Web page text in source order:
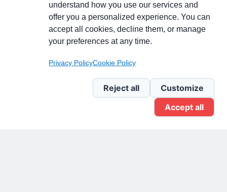
Partecipa alla discussione
Pagina Linkedin
Newsletter Linkedin
understand how you use our services and
offer you a personalized experience. You can
accept all cookies, decline them, or manage
your preferences at any time.
Privacy PolicyCookie Policy
Reject all
Customize
Accept all